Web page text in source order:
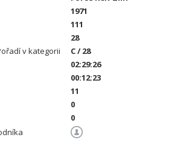
1971
111
28
v kategorii
C / 28
02:29:26
00:12:23
11
0
0